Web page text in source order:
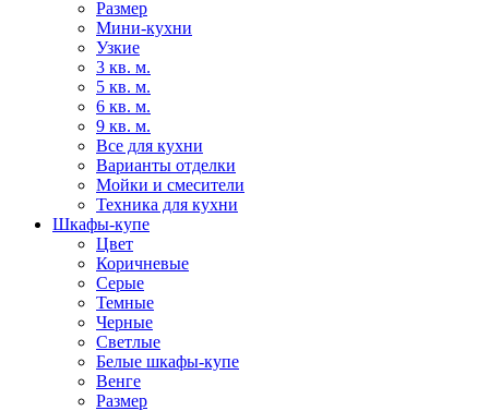
Размер
Мини-кухни
Узкие
3 кв. м.
5 кв. м.
6 кв. м.
9 кв. м.
Все для кухни
Варианты отделки
Мойки и смесители
Техника для кухни
Шкафы-купе
Цвет
Коричневые
Серые
Темные
Черные
Светлые
Белые шкафы-купе
Венге
Размер